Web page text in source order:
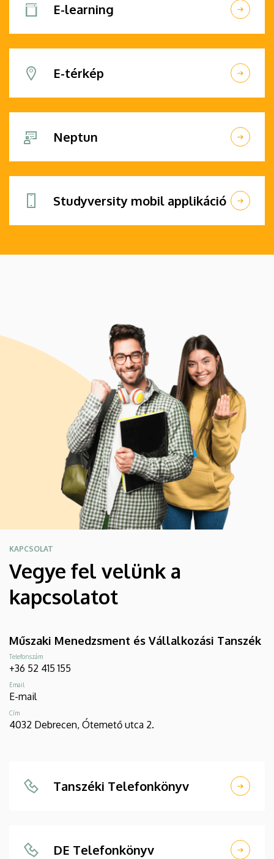
E-learning
E-térkép
Neptun
Studyversity mobil applikáció
KAPCSOLAT
Vegye fel velünk a
kapcsolatot
Műszaki Menedzsment és Vállalkozási Tanszék
Telefonszám
+36 52 415 155
Email
E-mail
Cím
4032 Debrecen, Ótemető utca 2.
Tanszéki Telefonkönyv
DE Telefonkönyv